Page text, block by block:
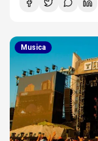
Musica